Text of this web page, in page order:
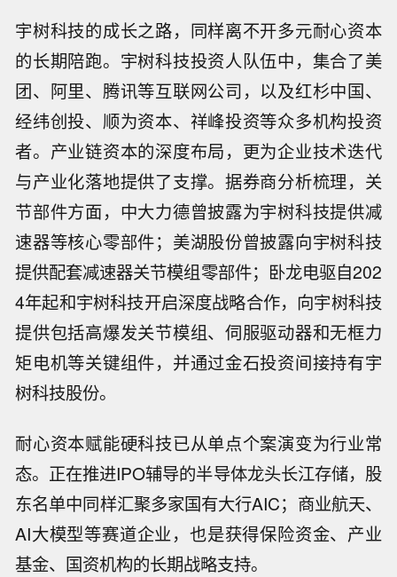
宇树科技的成长之路，同样离不开多元耐心资本
的长期陪跑。宇树科技投资人队伍中，集合了美
团、阿里、腾讯等互联网公司，以及红杉中国、
经纬创投、顺为资本、祥峰投资等众多机构投资
者。产业链资本的深度布局，更为企业技术迭代
与产业化落地提供了支撑。据券商分析梳理，关
节部件方面，中大力德曾披露为宇树科技提供减
速器等核心零部件；美湖股份曾披露向宇树科技
提供配套减速器关节模组零部件；卧龙电驱自202
4年起和宇树科技开启深度战略合作，向宇树科技
提供包括高爆发关节模组、伺服驱动器和无框力
矩电机等关键组件，并通过金石投资间接持有宇
树科技股份。
耐心资本赋能硬科技已从单点个案演变为行业常
态。正在推进IPO辅导的半导体龙头长江存储，股
东名单中同样汇聚多家国有大行AIC；商业航天、
AI大模型等赛道企业，也是获得保险资金、产业
基金、国资机构的长期战略支持。